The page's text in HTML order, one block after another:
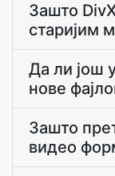
Зашто
старијим
Да ли још
нове
Зашто
видео